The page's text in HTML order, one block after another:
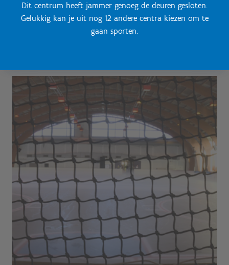
Dit centrum heeft jammer genoeg de deuren gesloten.
Gelukkig kan je uit nog 12 andere centra kiezen om te
gaan sporten.